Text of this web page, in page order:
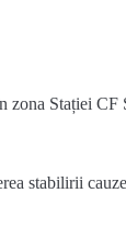
zona Stației
stabilirii